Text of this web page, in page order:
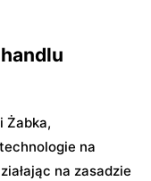
Żabka,
na
na zasadzie